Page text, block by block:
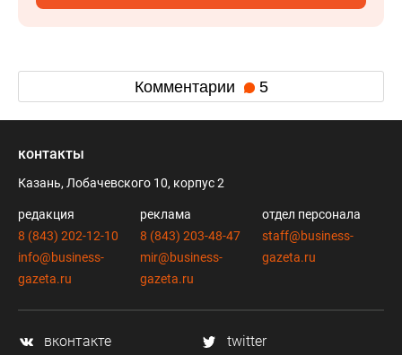
Комментарии 5
контакты
Казань, Лобачевского 10, корпус 2
редакция
8 (843) 202-12-10
info@business-
gazeta.ru
реклама
8 (843) 203-48-47
mir@business-
gazeta.ru
отдел персонала
staff@business-
gazeta.ru
вконтакте
twitter